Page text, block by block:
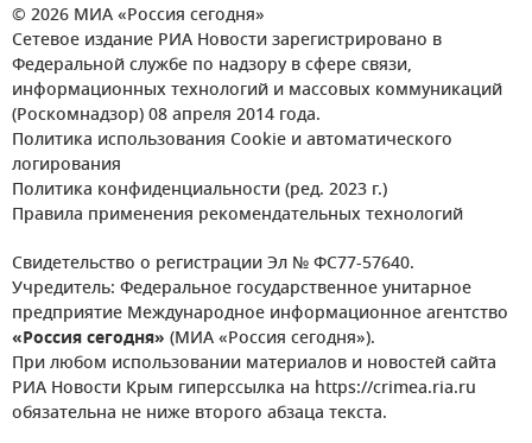
© 2026 МИА «Россия сегодня»
Сетевое издание РИА Новости зарегистрировано в
Федеральной службе по надзору в сфере связи,
информационных технологий и массовых коммуникаций
(Роскомнадзор) 08 апреля 2014 года.
Политика использования Cookie и автоматического
логирования
Политика конфиденциальности (ред. 2023 г.)
Правила применения рекомендательных технологий
Свидетельство о регистрации Эл № ФС77-57640.
Учредитель: Федеральное государственное унитарное
предприятие Международное информационное агентство
«Россия сегодня» (МИА «Россия сегодня»).
При любом использовании материалов и новостей сайта
РИА Новости Крым гиперссылка на https://crimea.ria.ru
обязательна не ниже второго абзаца текста.